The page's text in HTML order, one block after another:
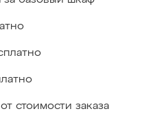
стоимости заказа